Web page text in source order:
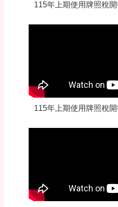
115年上期使用牌照稅
115年上期使用牌照稅